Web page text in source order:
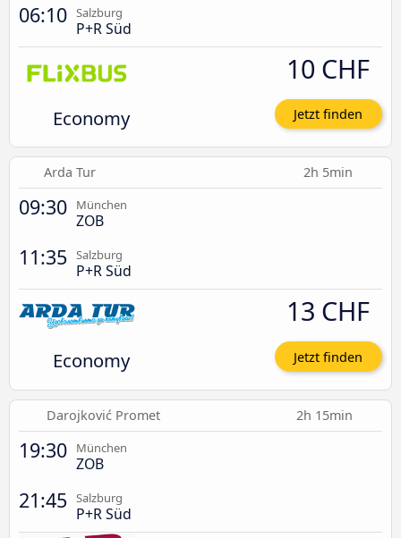
06:10 Salzburg
P+R Süd
Economy
10 CHF
Jetzt finden
Arda Tur 2h 5min
09:30 München
ZOB
11:35 Salzburg
P+R Süd
Economy
13 CHF
Jetzt finden
Darojković Promet 2h 15min
19:30 München
ZOB
21:45 Salzburg
P+R Süd